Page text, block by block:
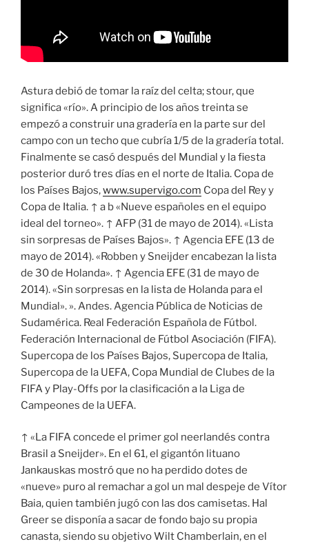
Astura debió de tomar la raíz del celta; stour, que
significa «río». A principio de los años treinta se
empezó a construir una gradería en la parte sur del
campo con un techo que cubría 1/5 de la gradería total.
Finalmente se casó después del Mundial y la fiesta
posterior duró tres días en el norte de Italia. Copa de
los Países Bajos,www.supervigo.com Copa del Rey y
Copa de Italia. ↑ a b «Nueve españoles en el equipo
ideal del torneo». ↑ AFP (31 de mayo de 2014). «Lista
sin sorpresas de Países Bajos». ↑ Agencia EFE (13 de
mayo de 2014). «Robben y Sneijder encabezan la lista
de 30 de Holanda». ↑ Agencia EFE (31 de mayo de
2014). «Sin sorpresas en la lista de Holanda para el
Mundial». ». Andes. Agencia Pública de Noticias de
Sudamérica. Real Federación Española de Fútbol.
Federación Internacional de Fútbol Asociación (FIFA).
Supercopa de los Países Bajos, Supercopa de Italia,
Supercopa de la UEFA, Copa Mundial de Clubes de la
FIFA y Play-Offs por la clasificación a la Liga de
Campeones de la UEFA.
↑ «La FIFA concede el primer gol neerlandés contra
Brasil a Sneijder». En el 61, el gigantón lituano
Jankauskas mostró que no ha perdido dotes de
«nueve» puro al remachar a gol un mal despeje de Vítor
Baia, quien también jugó con las dos camisetas. Hal
Greer se disponía a sacar de fondo bajo su propia
canasta, siendo su objetivo Wilt Chamberlain, en el